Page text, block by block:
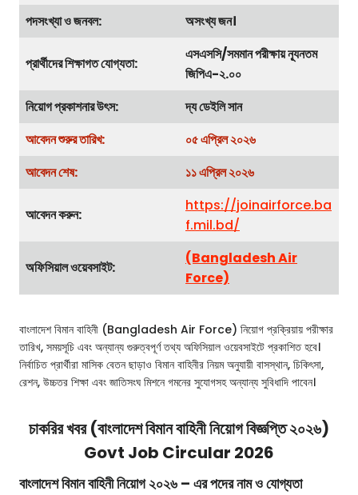
পদসংখ্যা ও জনবল:
অসংখ্য জন।
প্রার্থীদের শিক্ষাগত যোগ্যতা:
এসএসসি/সমমান পরীক্ষায় ন্যূনতম
জিপিএ-২.০০
নিয়োগ প্রকাশনার উৎস:
দ্য ডেইলি সান
আবেদন শুরুর তারিখ:
০৫ এপ্রিল ২০২৬
আবেদন শেষ:
১১ এপ্রিল ২০২৬
আবেদন করুন:
https://joinairforce.ba
f.mil.bd/
অফিসিয়াল ওয়েবসাইট:
(Bangladesh Air
Force)
বাংলাদেশ বিমান বাহিনী (Bangladesh Air Force) নিয়োগ প্রক্রিয়ায় পরীক্ষার
তারিখ, সময়সূচি এবং অন্যান্য গুরুত্বপূর্ণ তথ্য অফিসিয়াল ওয়েবসাইটে প্রকাশিত হবে।
নির্বাচিত প্রার্থীরা মাসিক বেতন ছাড়াও বিমান বাহিনীর নিয়ম অনুযায়ী বাসস্থান, চিকিৎসা,
রেশন, উচ্চতর শিক্ষা এবং জাতিসংঘ মিশনে গমনের সুযোগসহ অন্যান্য সুবিধাদি পাবেন।
চাকরির খবর (বাংলাদেশ বিমান বাহিনী নিয়োগ বিজ্ঞপ্তি ২০২৬)
Govt Job Circular 2026
বাংলাদেশ বিমান বাহিনী নিয়োগ ২০২৬ – এর পদের নাম ও যোগ্যতা